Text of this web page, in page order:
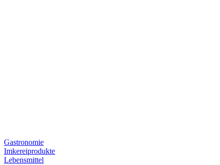
Gastronomie
Imkereiprodukte
Lebensmittel